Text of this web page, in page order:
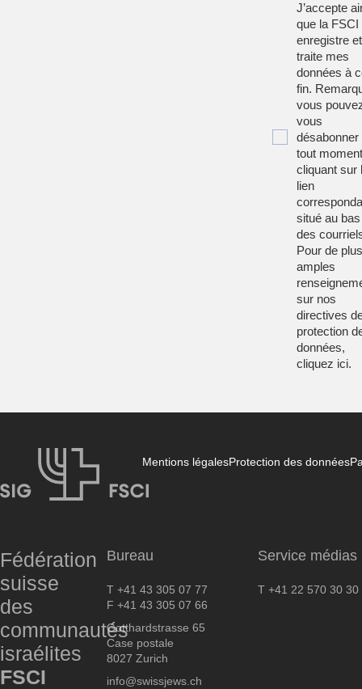
J’accepte
que la FSCI
enregistre et
traite mes
données à
fin.
vous
vous
désabonner
tout
cliquant sur
lien
situé au bas
des
Pour de plus
amples
sur nos
directives
protection
données,
cliquez ici.
Mentions légalesProtection des données
Fédération
suisse
des
communautés
israélites
FSCI
Bureau
T +41 43 305 07 77
F +41 43 305 07 66
Gotthardstrasse 65
Case postale
8027 Zurich
info@swissjews.ch
Service médias
T +41 22 570 30 30